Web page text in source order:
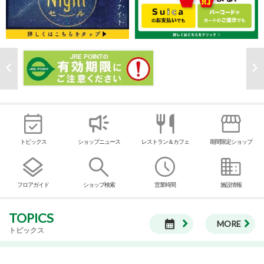
トピックス ショップニュース レストラン＆カフェ 期間限定ショップ
フロアガイド ショップ検索 営業時間 施設情報
TOPICS
トピックス calendar_month MORE